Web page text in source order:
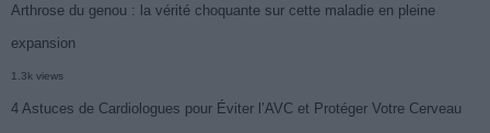
Arthrose du genou : la vérité choquante sur cette maladie en pleine
expansion
1.3k views
4 Astuces de Cardiologues pour Éviter l’AVC et Protéger Votre Cerveau